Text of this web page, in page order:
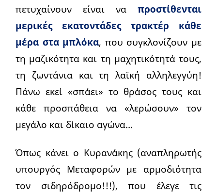
πετυχαίνουν είναι να προστίθενται
μερικές εκατοντάδες τρακτέρ κάθε
μέρα στα μπλόκα, που συγκλονίζουν με
τη μαζικότητα και τη μαχητικότητά τους,
τη ζωντάνια και τη λαϊκή αλληλεγγύη!
Πάνω εκεί «σπάει» το θράσος τους και
κάθε προσπάθεια να «λερώσουν» τον
μεγάλο και δίκαιο αγώνα…
Όπως κάνει ο Κυρανάκης (αναπληρωτής
υπουργός Μεταφορών με αρμοδιότητα
τον σιδηρόδρομο!!!), που έλεγε τις